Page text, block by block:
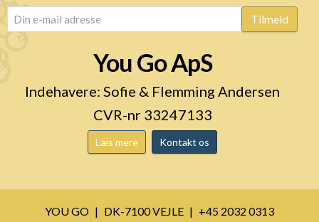
email (Påkrævet) Tilmeld
You Go ApS
Indehavere: Sofie & Flemming Andersen
CVR-nr 33247133
Læs mere Kontakt os
YOU GO DK-7100 VEJLE
+45 2032 0313